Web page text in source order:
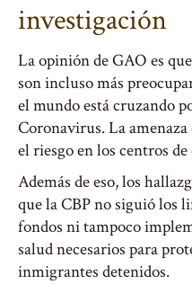
investigación
La opinión de GAO es
son incluso más
el mundo está cruzando
Coronavirus. La
el riesgo en los centros
Además de eso, los
que la CBP no siguió los
fondos ni tampoco
salud necesarios para
inmigrantes detenidos.